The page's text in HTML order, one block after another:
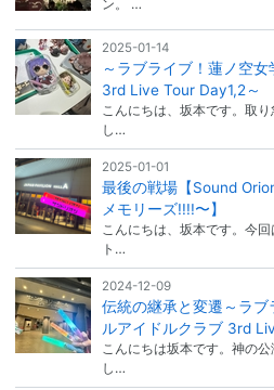
ン。 …
2025-01-14
～ラブライブ！蓮ノ空
3rd Live Tour Day1,2～
こんにちは、坂本です。取
し…
2025-01-01
最後の戦場【Sound
メモリーズ!!!!〜】
こんにちは、坂本です。今
ト…
2024-12-09
伝統の継承と変遷～ラ
ルアイドルクラブ 3rd
こんにちは坂本です。神の
し…